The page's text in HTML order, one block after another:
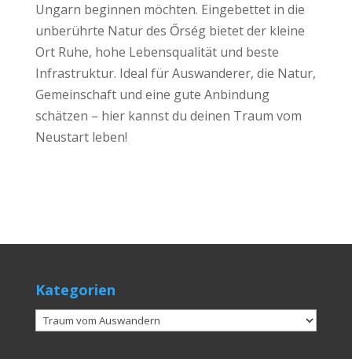
Ungarn beginnen möchten. Eingebettet in die
unberührte Natur des Őrség bietet der kleine
Ort Ruhe, hohe Lebensqualität und beste
Infrastruktur. Ideal für Auswanderer, die Natur,
Gemeinschaft und eine gute Anbindung
schätzen – hier kannst du deinen Traum vom
Neustart leben!
Kategorien
Kategorien